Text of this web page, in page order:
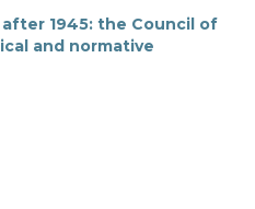
1945: the Council of
and normative